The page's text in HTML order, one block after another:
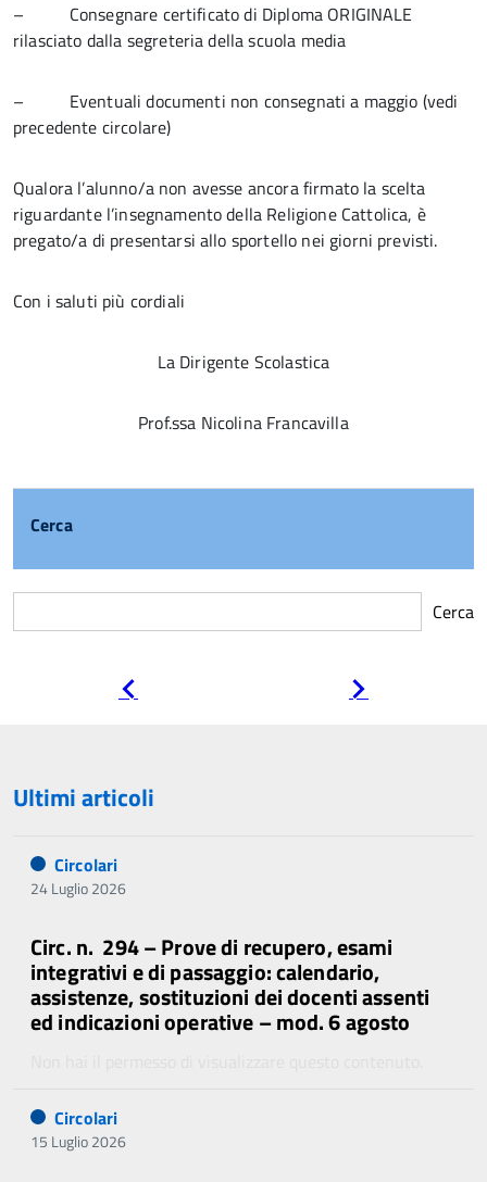
– Consegnare certificato di Diploma ORIGINALE
rilasciato dalla segreteria della scuola media
– Eventuali documenti non consegnati a maggio (vedi
precedente circolare)
Qualora l’alunno/a non avesse ancora firmato la scelta
riguardante l’insegnamento della Religione Cattolica, è
pregato/a di presentarsi allo sportello nei giorni previsti.
Con i saluti più cordiali
La Dirigente Scolastica
Prof.ssa Nicolina Francavilla
Cerca
Cerca
Ultimi articoli
Circolari
24 Luglio 2026
Circ. n. 294 – Prove di recupero, esami
integrativi e di passaggio: calendario,
assistenze, sostituzioni dei docenti assenti
ed indicazioni operative – mod. 6 agosto
Circolari
15 Luglio 2026